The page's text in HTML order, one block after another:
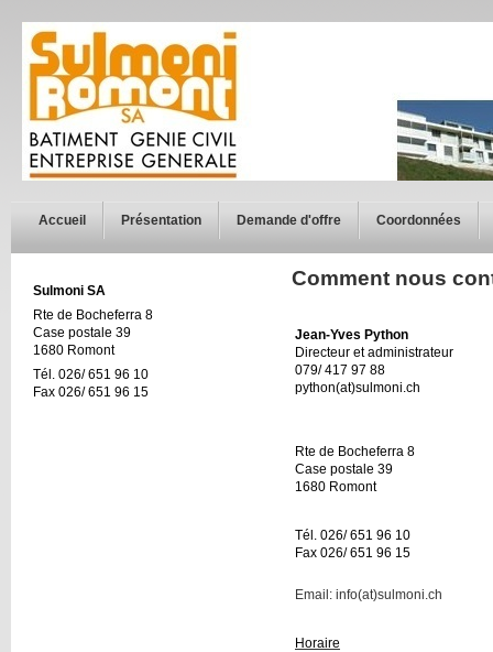
Accueil Présentation Demande d'offre Coordonnées
Sulmoni SA
Rte de Bocheferra 8
Case postale 39
1680 Romont
Tél. 026/ 651 96 10
Fax 026/ 651 96 15
Comment nous
Jean-Yves Python
Directeur et administrateur
079/ 417 97 88
python(at)sulmoni.ch
Rte de Bocheferra 8
Case postale 39
1680 Romont
Tél. 026/ 651 96 10
Fax 026/ 651 96 15
Email: info(at)sulmoni.ch
Horaire